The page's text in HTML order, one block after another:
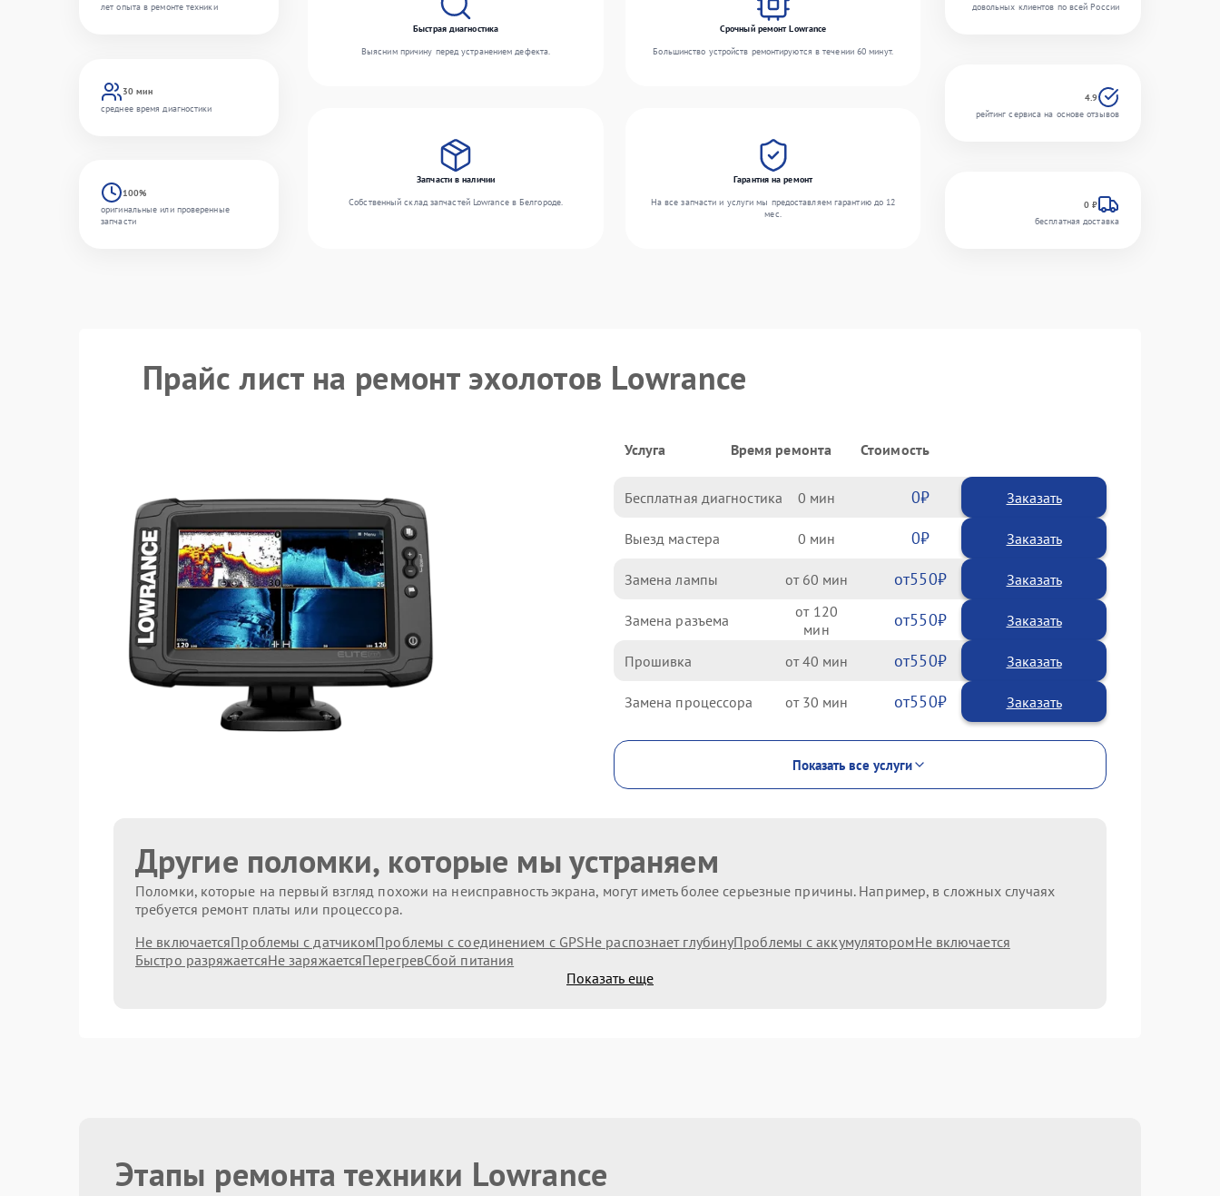
лет опыта в ремонте техники
30 мин
среднее время диагностики
100%
оригинальные или проверенные
запчасти
Быстрая диагностика
Выясним причину перед устранением дефекта.
Срочный ремонт Lowrance
Большинство устройств ремонтируются в течении 60 минут.
Запчасти в наличии
Собственный склад запчастей Lowrance в Белгороде.
Гарантия на ремонт
На все запчасти и услуги мы предоставляем гарантию до 12
мес.
довольных клиентов по всей России
4.9
рейтинг сервиса на основе отзывов
0 ₽
бесплатная доставка
Прайс лист на ремонт эхолотов Lowrance
Услуга Время ремонта Стоимость
Бесплатная диагностика 0 0 Заказать
Выезд мастера 0 0 Заказать
Замена лампы 60 550
Замена разъема 120 550
Прошивка 40 550
Замена процессора 30 550
Показать все услуги
Другие поломки, которые мы устраняем
Поломки, которые на первый взгляд похожи на неисправность экрана, могут иметь более серьезные причины. Например, в сложных случаях
требуется ремонт платы или процессора.
Не включаетсяПроблемы с датчикомПроблемы с соединением с GPSНе распознает глубинуПроблемы с аккумуляторомНе включается
Быстро разряжаетсяНе заряжаетсяПерегревСбой питания
Показать еще
Этапы ремонта техники Lowrance